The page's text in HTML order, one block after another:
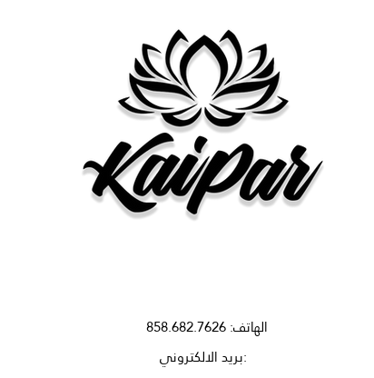
الهاتف: 858.682.7626
بريد الالكتروني: